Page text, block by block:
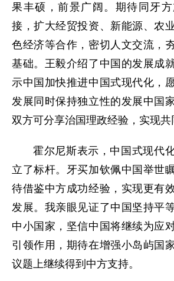
果丰硕，前景广阔。期待同牙
接，扩大经贸投资、新能源、农
色经济等合作，密切人文交流，
基础。王毅介绍了中国的发展成
示中国加快推进中国式现代化，
发展同时保持独立性的发展中国
双方可分享治国理政经验，实现共
霍尔尼斯表示，中国式现代
立了标杆。牙买加钦佩中国举世
待借鉴中方成功经验，实现更有
发展。我亲眼见证了中国坚持平
中小国家，坚信中国将继续为应
引领作用，期待在增强小岛屿国
议题上继续得到中方支持。